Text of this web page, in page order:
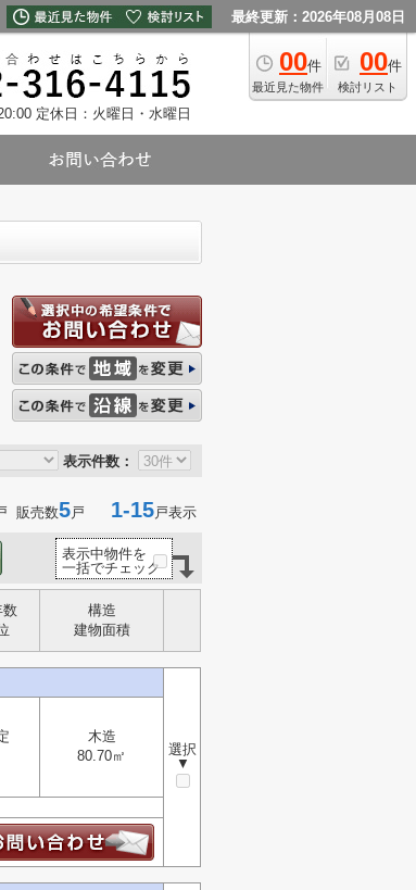
最終更新：2026年08月08日
00件
最近見た物件
00件
検討リスト
定休日：火曜日・水曜日
表示件数：
販売数5戸 1-15戸表示
表示中物件を
一括でチェック
数
構造
建物面積
選択
▼
木造
80.70㎡